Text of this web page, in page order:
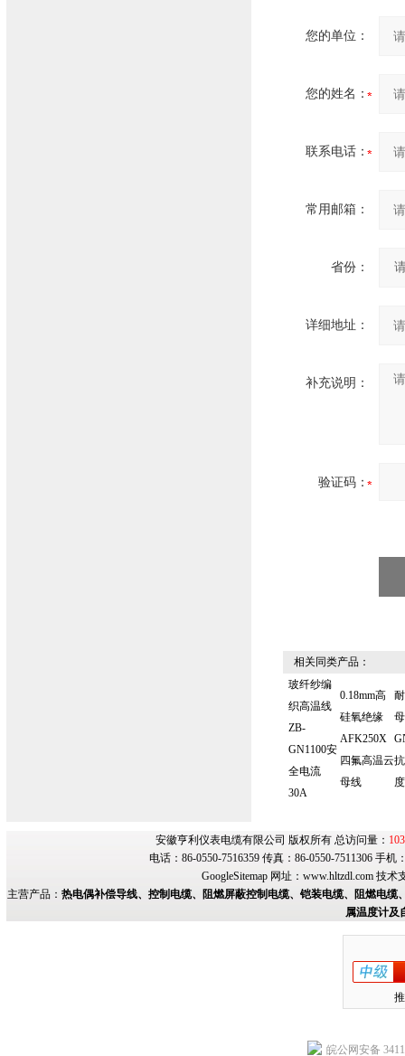
您的单位：
您的姓名：
联系电话：
常用邮箱：
省份：
详细地址：
补充说明：
验证码：
相关同类产品：
玻纤纱编
织高温线
ZB-
GN1100安
全电流
30A
0.18mm高
硅氧绝缘
AFK250X
四氟高温云
母线
安徽亨利仪表电缆有限公司 版权所有 总访问量：
电话：86-0550-7516359 传真：86-0550-7511306 手
GoogleSitemap网址： www.hltzdl.com技术
主营产品： 热电偶补偿导线、控制电缆、阻燃屏蔽控制电缆、铠装电缆、阻燃电
属温度计及
皖公网安备